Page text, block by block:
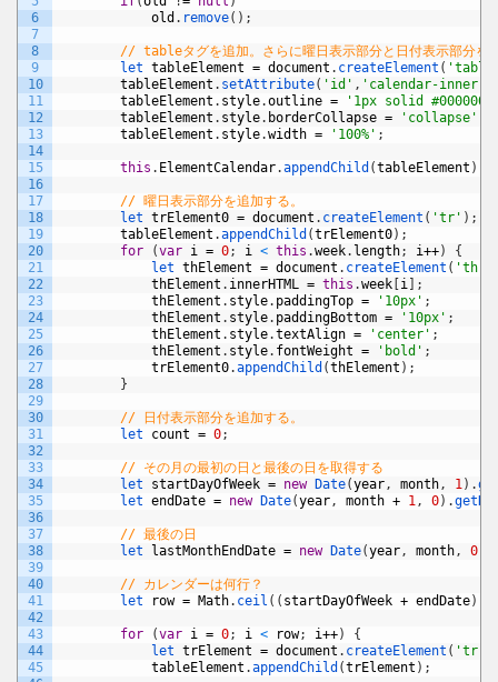
6
7
8
9
10
11
12
13
14
15
16
17
18
19
20
21
22
23
24
25
26
27
28
29
30
31
32
33
34
35
36
37
38
39
40
41
42
43
44
45
old . remove( ) ;
// tableタグを追加。さらに曜日表示部分と日付表示部分を
let tableElement = document . createElement (
tableElement . setAttribute( 'id' , 'calendar-inner'
tableElement . style.outline = '1px solid #000000'
tableElement . style. borderCollapse = 'collapse'
tableElement . style.width = '100%' ;
this . ElementCalendar.appendChild (tableElement )
// 曜日表示部分を追加する。
let trElement0 = document . createElement ( 'tr' ) ;
tableElement .appendChild (trElement0) ;
for
(var i = 0; i < this .week. length; i++)
{
let thElement = document . createElement ( 'th'
thElement . innerHTML = this .week i
;
thElement . style. paddingTop = '10px' ;
thElement . style. paddingBottom = '10px' ;
thElement . style.textAlign = 'center' ;
thElement . style. fontWeight = 'bold' ;
trElement0.appendChild (thElement ) ;
}
// 日付表示部分を追加する。
let count = 0;
// その月の最初の日と最後の日を取得する
let startDayOfWeek = new Date(year, month, 1) .
let endDate = new Date(year, month + 1, 0) .
// 最後の日
let
lastMonthEndDate = new Date(year, month, 0
// カレンダーは何行？
let
row = Math. ceil ( ( startDayOfWeek + endDate)
for (var i = 0; i < row; i++)
{
let trElement = document . createElement ( 'tr'
tableElement .appendChild (trElement ) ;